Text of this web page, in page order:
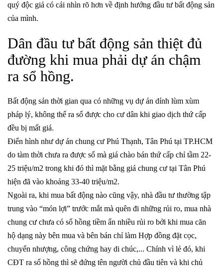
quý độc giả có cái nhìn rõ hơn về định hướng đầu tư bất động sản
của mình.
Dân đầu tư bất động sản thiệt đủ
đường khi mua phải dự án chậm
ra sổ hồng.
Bất động sản thời gian qua có những vụ dự án dính lùm xùm
pháp lý, không thể ra sổ được cho cư dân khi giao dịch thứ cấp
đều bị mất giá.
Điển hình như dự án chung cư Phú Thạnh, Tân Phú tại TP.HCM
do tàm thời chưa ra được sổ mà giá chào bán thứ cấp chỉ tầm 22-
25 triệu/m2 trong khi đó thì mặt bằng giá chung cư tại Tân Phú
hiện đã vào khoảng 33-40 triệu/m2.
Ngoài ra, khi mua bất động nào cũng vậy, nhà đầu tư thường tập
trung vào “món lợi” trước mắt mà quên đi những rủi ro, mua nhà
chung cư chưa có sổ hồng tiềm ẩn nhiều rủi ro bởi khi mua căn
hộ dạng này bên mua và bên bán chỉ làm Hợp đồng đặt cọc,
chuyển nhượng, công chứng hay di chúc,... Chính vì lẻ đó, khi
CĐT ra sổ hồng thì sẽ đứng tên người chủ đầu tiên và khi chủ